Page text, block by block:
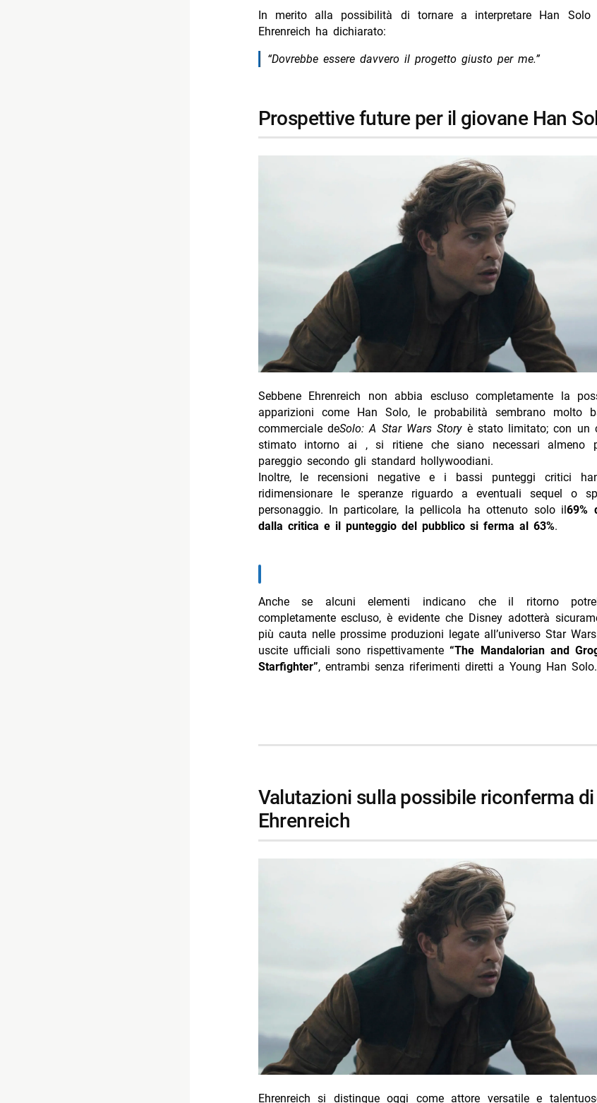
In merito alla possibilità di tornare a interpretare Han
Ehrenreich ha dichiarato:
“Dovrebbe essere davvero il progetto giusto per me.”
prospettive future per il giovane Han
Sebbene Ehrenreich non abbia escluso completamente la
apparizioni come Han Solo, le probabilità sembrano molto
commerciale deSolo: A Star Wars Storyè stato limitato; con un
stimato intorno ai , si ritiene che siano necessari almeno
pareggio secondo gli standard hollywoodiani.
Inoltre, le recensioni negative e i bassi punteggi critici
ridimensionare le speranze riguardo a eventuali sequel o
personaggio. In particolare, la pellicola ha ottenuto solo il69%
dalla critica e il punteggio del pubblico si ferma al 63%.
Anche se alcuni elementi indicano che il ritorno
completamente escluso, è evidente che Disney adotterà
più cauta nelle prossime produzioni legate all’universo Star
uscite ufficiali sono rispettivamente“The Mandalorian and
Starfighter”, entrambi senza riferimenti diretti a Young Han Solo.
valutazioni sulla possibile riconferma di Alden
Ehrenreich
Ehrenreich si distingue oggi come attore versatile e